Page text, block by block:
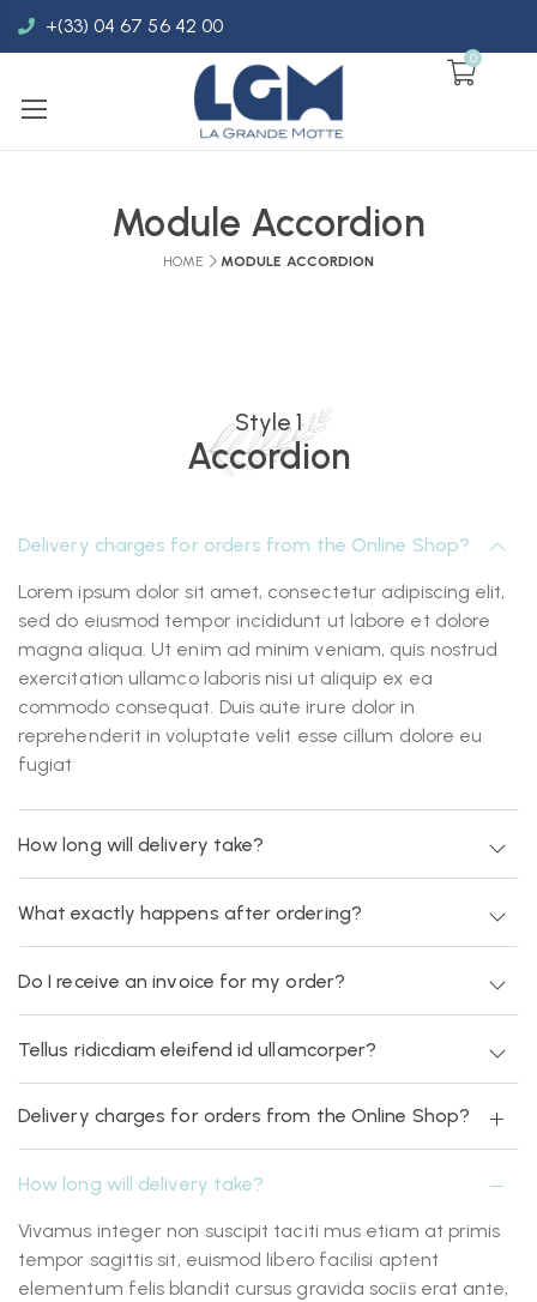
+(33) 04 67 56 42 00
0
Module Accordion
HOME MODULE ACCORDION
Style 1
Accordion
Delivery charges for orders from the Online Shop?
Lorem ipsum dolor sit amet, consectetur adipiscing elit,
sed do eiusmod tempor incididunt ut labore et dolore
magna aliqua. Ut enim ad minim veniam, quis nostrud
exercitation ullamco laboris nisi ut aliquip ex ea
commodo consequat. Duis aute irure dolor in
reprehenderit in voluptate velit esse cillum dolore eu
fugiat
How long will delivery take?
What exactly happens after ordering?
Do I receive an invoice for my order?
Tellus ridicdiam eleifend id ullamcorper?
Delivery charges for orders from the Online Shop?
How long will delivery take?
Vivamus integer non suscipit taciti mus etiam at primis
tempor sagittis sit, euismod libero facilisi aptent
elementum felis blandit cursus gravida sociis erat ante,